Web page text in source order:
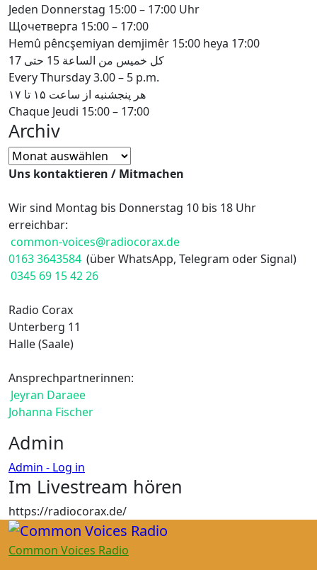
Jeden Donnerstag 15:00 – 17:00 Uhr
Щочетверга 15:00 – 17:00
Hemû pêncşemiyan demjimêr 15:00 heya 17:00
كل خميس من الساعة 15 حتى 17
Every Thursday 3.00 – 5 p.m.
هر پنجشنبه از ساعت ۱۵ تا ۱۷
Chaque Jeudi 15:00 – 17:00
Archiv
Archiv
Uns kontaktieren / Mitmachen
Wir sind Montag bis Donnerstag 10 bis 18 Uhr
erreichbar:
common-voices@radiocorax.de
0163 3643584 (über WhatsApp, Telegram oder Signal)
0345 69 15 42 26
Radio Corax
Unterberg 11
Halle (Saale)
Ansprechpartnerinnen:
Jeyran Daraee
Johanna Fischer
Admin
Admin - Log in
Im Livestream hören
https://radiocorax.de/
Common Voices Radio